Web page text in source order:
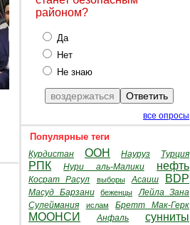
районом?
Да
Нет
Не знаю
все опросы
Популярные теги
Курдистан ООН Науруз Турция
РПК Нури аль-Малики нефть
Косрат Расул выборы Асаиш BDP
Масуд Барзани беженцы
Лейла Зана
Сулеймания
ислам Бретт Мак-Герк
МООНСИ Анфаль сунниты